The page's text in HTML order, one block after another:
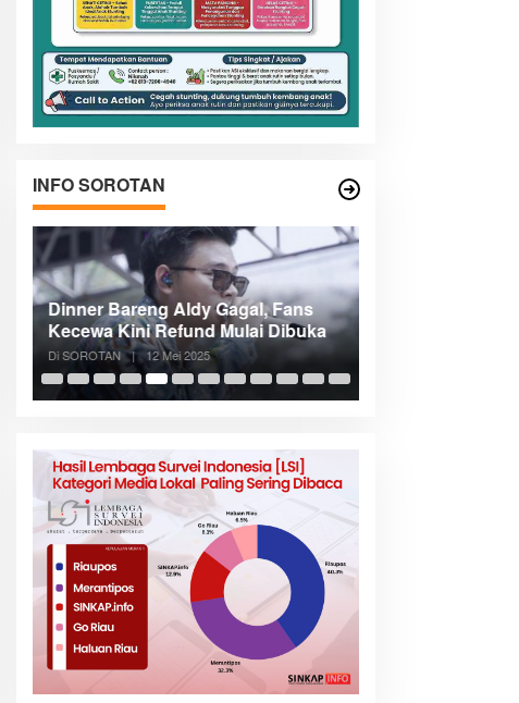
INFO SOROTAN
Dinner Bareng Aldy Gagal, Fans
Kecewa Kini Refund Mulai Dibuka
Di SOROTAN | 12 Mei 2025